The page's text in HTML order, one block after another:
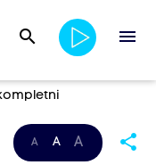
search menu
A A A share